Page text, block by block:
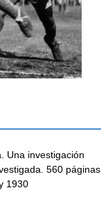
Una investigación
560 páginas
1930